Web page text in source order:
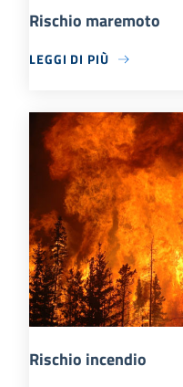
Rischio maremoto
LEGGI DI PIÙ
Rischio incendio